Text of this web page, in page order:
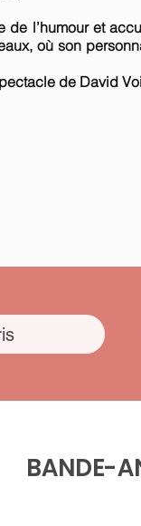
de l’humour et
où son
de David
BANDE-